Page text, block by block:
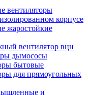
вентиляторы
корпусе
жаростойкие
вентилятор вцн
дымососы
бытовые
для прямоугольных
и